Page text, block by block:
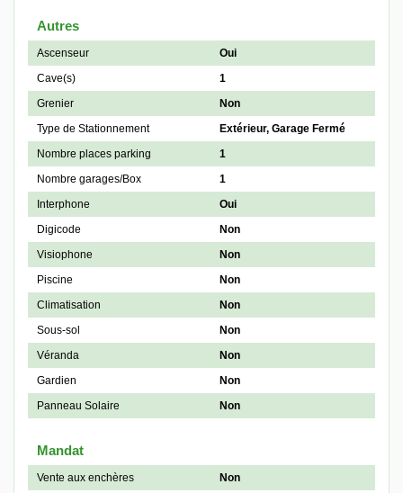
Autres
Ascenseur
Oui
Cave(s)
1
Grenier
Non
Type de Stationnement
Extérieur, Garage Fermé
Nombre places parking
1
Nombre garages/Box
1
Interphone
Oui
Digicode
Non
Visiophone
Non
Piscine
Non
Climatisation
Non
Sous-sol
Non
Véranda
Non
Gardien
Non
Panneau Solaire
Non
Mandat
Vente aux enchères Non